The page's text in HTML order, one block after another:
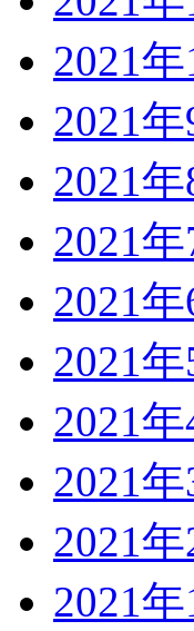
2021年
2021年
2021年
2021年
2021年
2021年
2021年
2021年
2021年
2021年